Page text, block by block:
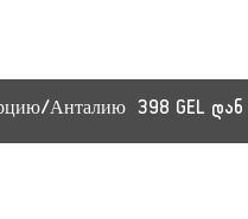
Анталию 398 GEL დან